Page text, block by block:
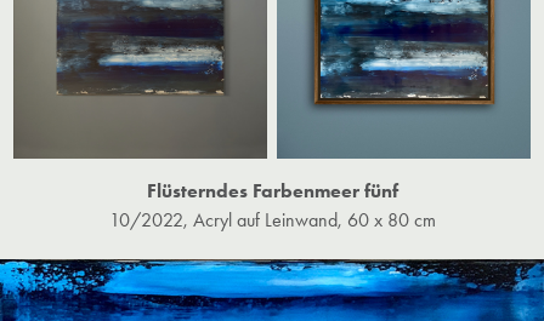
Flüsterndes Farbenmeer fünf
10/2022, Acryl auf Leinwand, 60 x 80 cm​​​​​​